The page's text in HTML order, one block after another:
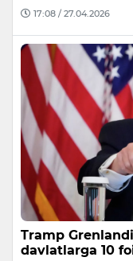
17:08 / 27.04.2026
Tramp
davlatlarga 10